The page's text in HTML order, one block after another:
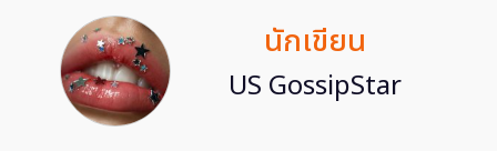
นักเขียน
US GossipStar